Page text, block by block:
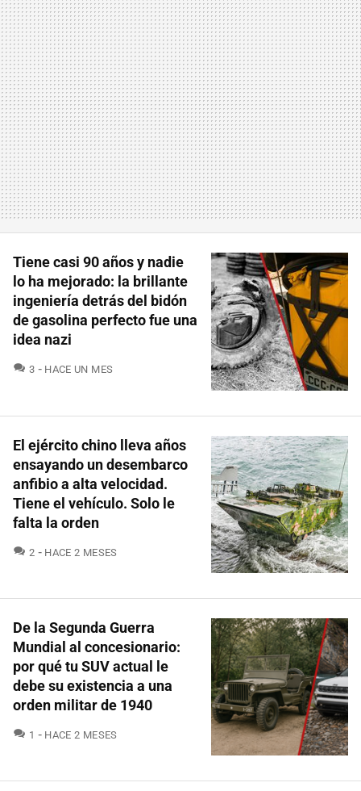
Tiene casi 90 años y nadie
lo ha mejorado: la brillante
ingeniería detrás del bidón
de gasolina perfecto fue una
idea nazi
3 COMENTARIOS
HACE UN MES
El ejército chino lleva años
ensayando un desembarco
anfibio a alta velocidad.
Tiene el vehículo. Solo le
falta la orden
2 COMENTARIOS
HACE 2 MESES
De la Segunda Guerra
Mundial al concesionario:
por qué tu SUV actual le
debe su existencia a una
orden militar de 1940
1 COMENTARIOS
HACE 2 MESES